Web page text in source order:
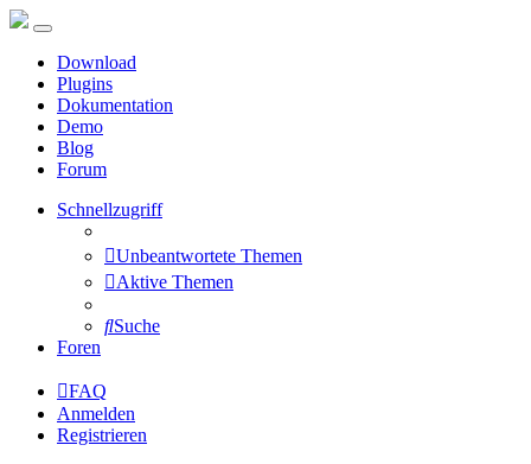
Download
Plugins
Dokumentation
Demo
Blog
Forum
Schnellzugriff
Unbeantwortete Themen
Aktive Themen
Suche
Foren
FAQ
Anmelden
Registrieren